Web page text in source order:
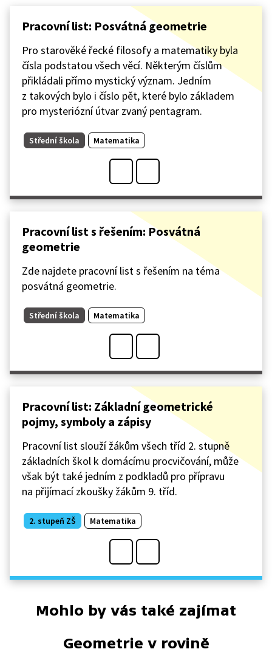
Pracovní list: Posvátná geometrie
Pro starověké řecké filosofy a matematiky byla
čísla podstatou všech věcí. Některým číslům
přikládali přímo mystický význam. Jedním
z takových bylo i číslo pět, které bylo základem
pro mysteriózní útvar zvaný pentagram.
Střední škola Matematika
Pracovní list s řešením: Posvátná
geometrie
Zde najdete pracovní list s řešením na téma
posvátná geometrie.
Střední škola Matematika
Pracovní list: Základní geometrické
pojmy, symboly a zápisy
Pracovní list slouží žákům všech tříd 2. stupně
základních škol k domácímu procvičování, může
však být také jedním z podkladů pro přípravu
na přijímací zkoušky žákům 9. tříd.
2. stupeň ZŠ Matematika
Mohlo by vás také zajímat
Geometrie v rovině